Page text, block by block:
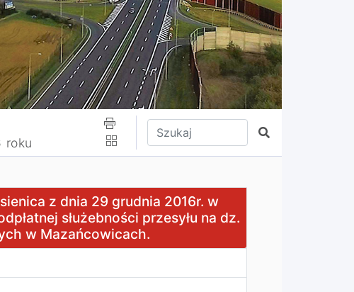
roku
Wpisz tekst do wyszukania
Szukaj
29 grudnia 2016r. w sprawie wyrażenia zgody na
z dnia 29 grudnia 2016r. w
służebności przesyłu na dz.
w Mazańcowicach.